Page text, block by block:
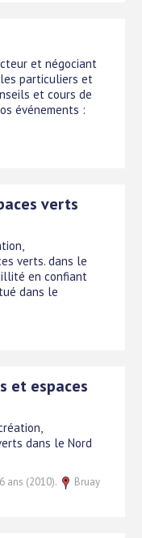
et négociant
particuliers et
et cours de
événements :
verts
verts. dans le
en confiant
dans le
et espaces
dans le Nord
ans (2010).
Bruay